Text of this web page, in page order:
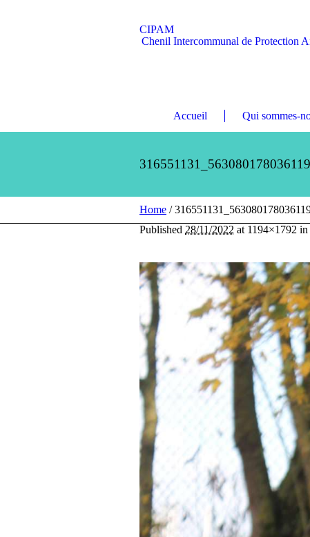
CIPAM
Chenil Intercommunal de Protection
Accueil Qui sommes-
Home /
Published 28/11/2022 at 1194×1792 in